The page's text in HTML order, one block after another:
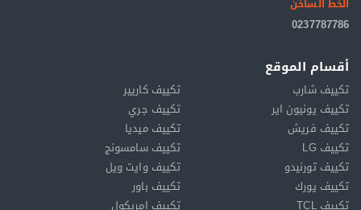
الخط الساخن
0237787786
أقسام الموقع
تكييف شارب
تكييف كاريير
تكييف يونيون اير
تكييف جري
تكييف فريش
تكييف ميديا
تكييف LG
تكييف سامسونج
تكييف تورنيدو
تكييف وايت ويل
تكييف يورك
تكييف باور
تكييف TCL
تكييف امريكول